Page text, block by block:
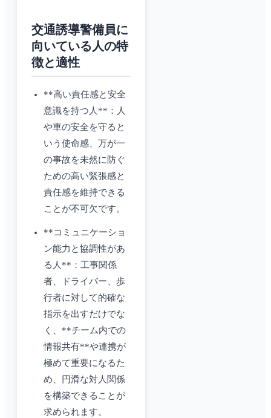
交通誘導警備員に
向いている人の特
徴と適性
**高い責任感と安全
意識を持つ人**：人
や車の安全を守ると
いう使命感、万が一
の事故を未然に防ぐ
ための高い緊張感と
責任感を維持できる
ことが不可欠です。
**コミュニケーショ
ン能力と協調性があ
る人**：工事関係
者、ドライバー、歩
行者に対して的確な
指示を出すだけでな
く、**チーム内での
情報共有**や連携が
極めて重要になるた
め、円滑な対人関係
を構築できることが
求められます。